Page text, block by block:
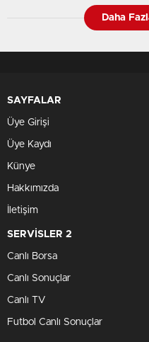
Daha
SAYFALAR
Üye Girişi
Üye Kaydı
Künye
Hakkımızda
İletişim
SERVİSLER 2
Canlı Borsa
Canlı Sonuçlar
Canlı TV
Futbol Canlı Sonuçlar